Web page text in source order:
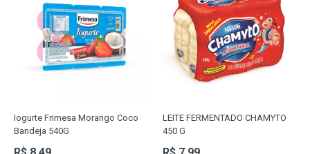
Iogurte Frimesa Morango Coco
Bandeja 540G
LEITE FERMENTADO CHAMYTO
450 G